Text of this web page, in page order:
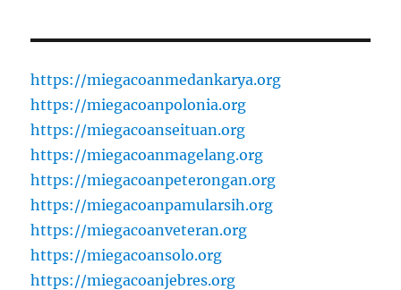
https://miegacoanmedankarya.org
https://miegacoanpolonia.org
https://miegacoanseituan.org
https://miegacoanmagelang.org
https://miegacoanpeterongan.org
https://miegacoanpamularsih.org
https://miegacoanveteran.org
https://miegacoansolo.org
https://miegacoanjebres.org